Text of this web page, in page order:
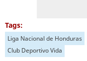
Tags:
Liga Nacional de Honduras
Club Deportivo Vida